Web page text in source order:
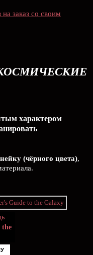
на заказ со своим
характером
(чёрного цвета),
the